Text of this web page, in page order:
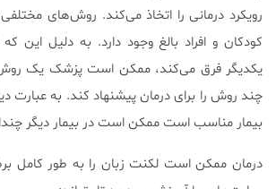
رویکرد درمانی را اتخاذ می‌کند. روش‌های
کودکان و افراد بالغ وجود دارد. به دلیل این که
یکدیگر فرق می‌کند، ممکن است پزشک یک روش
چند روش را برای درمان پیشنهاد کند. به عبارت
بیمار مناسب است ممکن است در بیمار دیگر
درمان ممکن است لکنت زبان را به طور کامل